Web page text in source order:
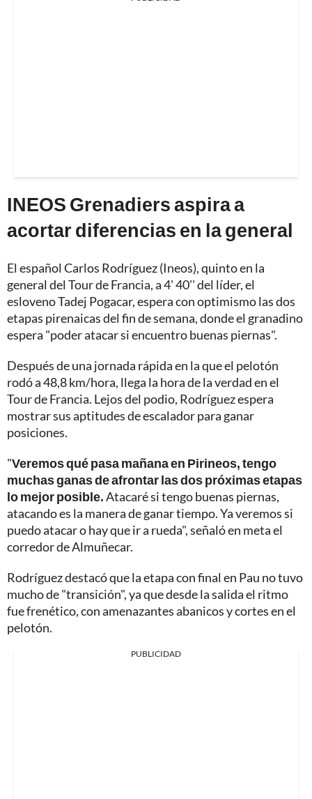
INEOS Grenadiers aspira a
acortar diferencias en la general
El español Carlos Rodríguez (Ineos), quinto en la
general del Tour de Francia, a 4' 40'' del líder, el
eslovenoTadej Pogacar, espera con optimismo las dos
etapas pirenaicas del fin de semana, donde el granadino
espera "poder atacar si encuentro buenas piernas".
Después de una jornada rápida en la que el pelotón
rodó a 48,8 km/hora, llega la hora de la verdad en el
Tour de Francia. Lejos del podio, Rodríguez espera
mostrar sus aptitudes de escalador para ganar
posiciones.
"Veremos qué pasa mañana en Pirineos, tengo
muchas ganas de afrontar las dos próximas etapas
lo mejor posible.Atacaré si tengo buenas piernas,
atacando es la manera de ganar tiempo. Ya veremos si
puedo atacar o hay que ir a rueda", señaló en meta el
corredor de Almuñecar.
Rodríguez destacó que la etapa con final en Pau no tuvo
mucho de "transición", ya que desde la salida el ritmo
fue frenético, con amenazantes abanicos y cortes en el
pelotón.
PUBLICIDAD